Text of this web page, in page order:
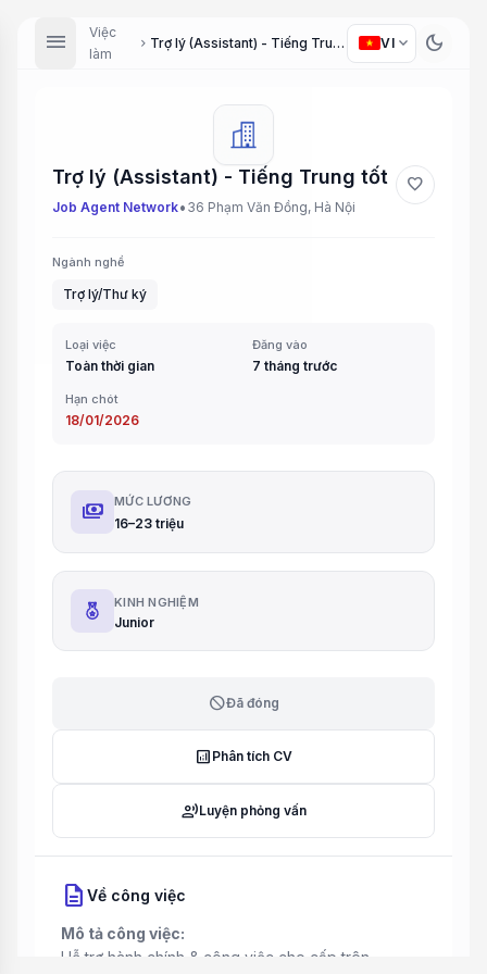
menu
Việc
làm
chevron_right Trợ lý (Assistant) - Tiếng Trung tốt VI expand_more dark_mode
Trợ lý (Assistant) - Tiếng Trung tốt
Job Agent Network• 36 Phạm Văn Đồng, Hà Nội
favorite
Ngành nghề
Trợ lý/Thư ký
Loại việc
Toàn thời gian
Đăng vào
7 tháng trước
Hạn chót
18/01/2026
payments MỨC LƯƠNG
16–23 triệu
KINH NGHIỆM
Junior
blockĐã đóng
analytics Phân tích CV
record_voice_overLuyện phỏng vấn
description Về công việc
Mô tả công việc:
Hỗ trợ hành chính & công việc cho cấp trên.